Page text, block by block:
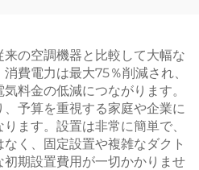
の空調機器と比較して大幅な
費電力は最大75％削減され、
料金の低減につながります。
予算を重視する家庭や企業に
ます。設置は非常に簡単で、
く、固定設置や複雑なダクト
期設置費用が一切かかりませ